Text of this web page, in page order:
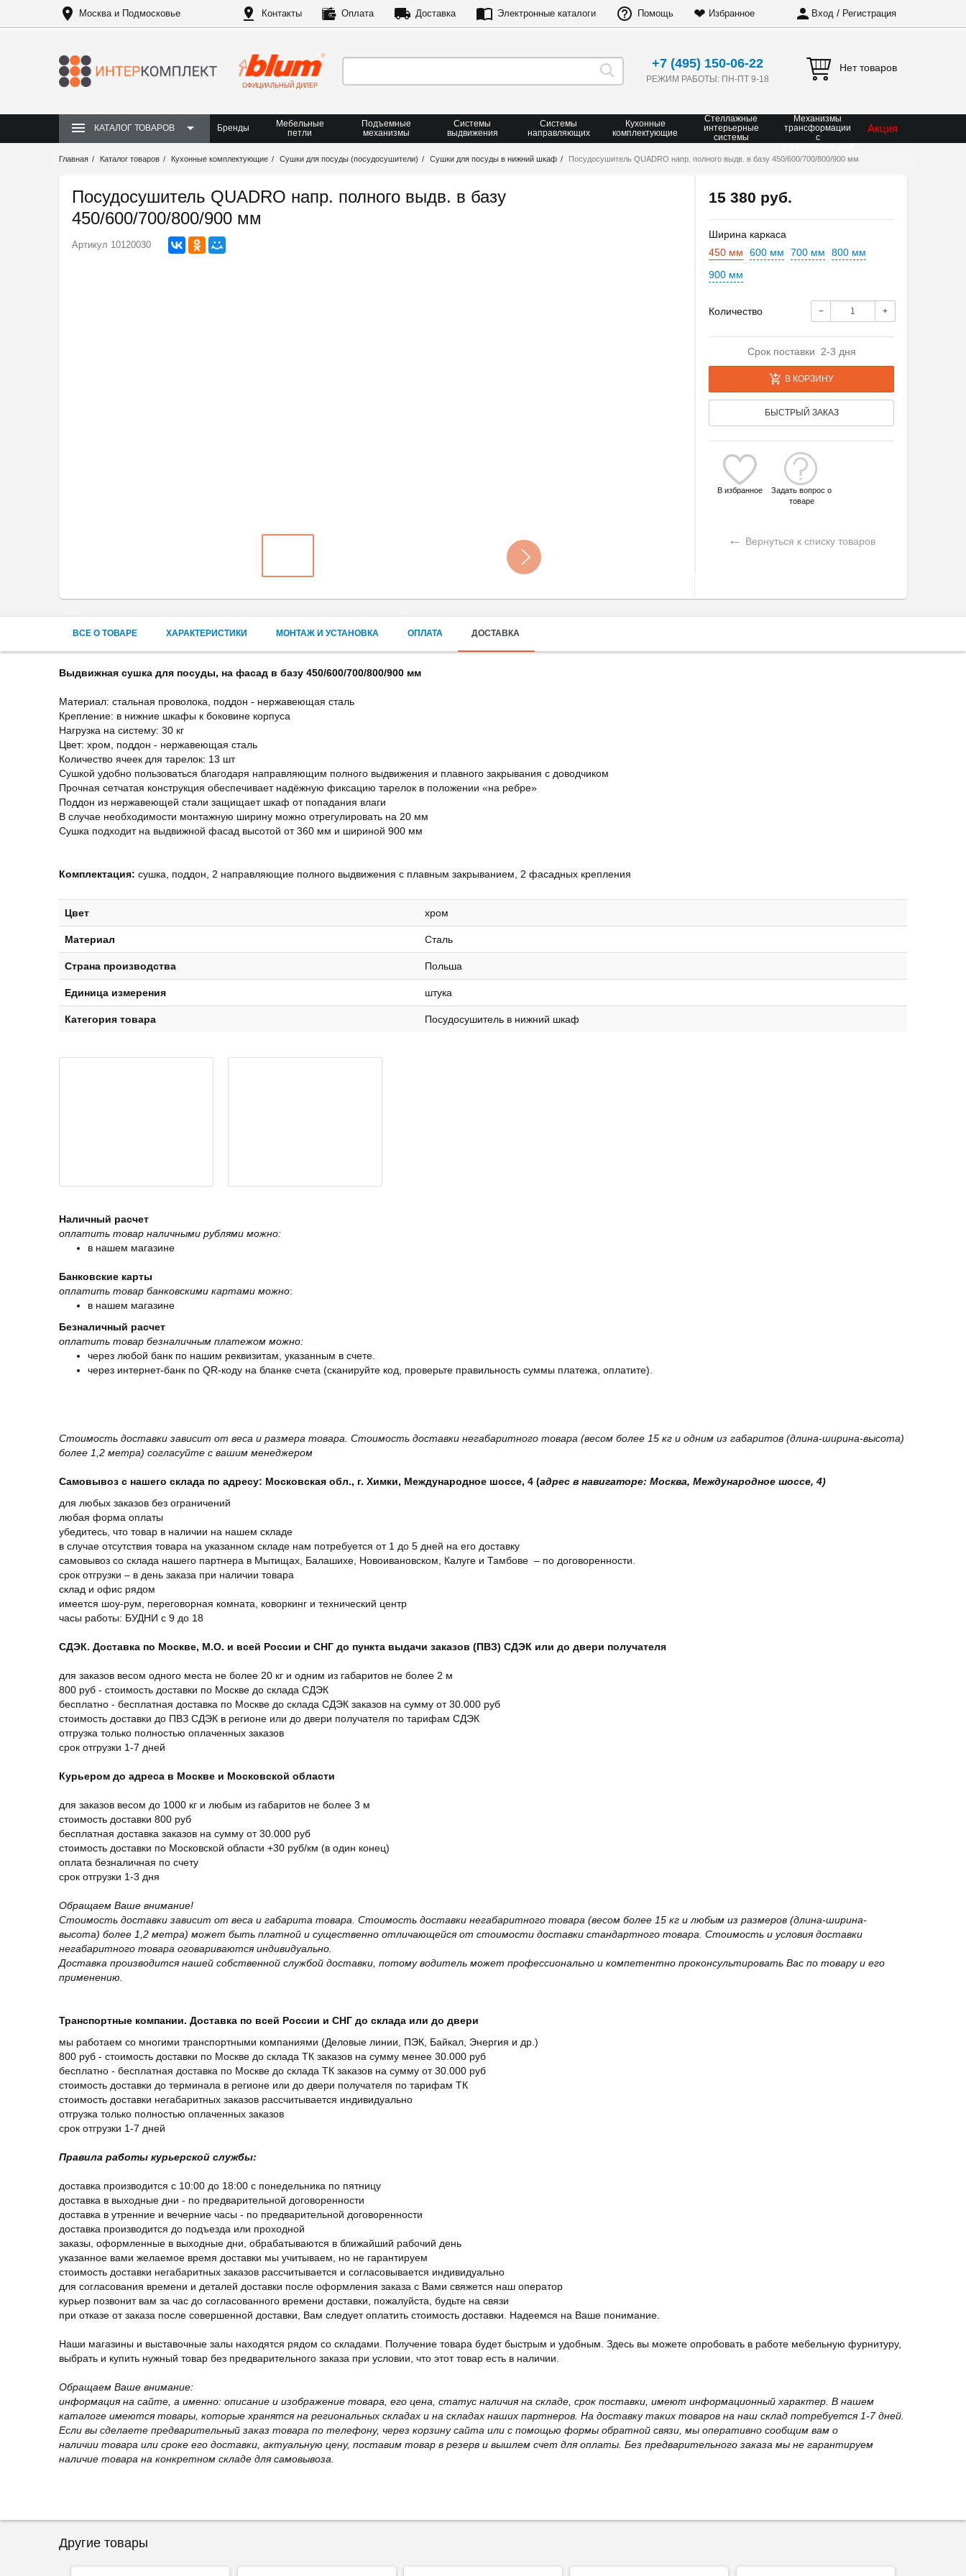
Москва и Подмосковье Контакты Оплата Доставка Электронные каталоги Помощь ❤ Избранное Вход / Регистрация
ОФИЦИАЛЬНЫЙ ДИЛЕР
+7 (495) 150-06-22
РЕЖИМ РАБОТЫ: ПН-ПТ 9-18
Нет товаров
КАТАЛОГ ТОВАРОВ Бренды
Мебельные
петли
Подъемные
механизмы
Системы
выдвижения
Системы
направляющих
Кухонные
комплектующие
Стеллажные
интерьерные
системы
Механизмы
трансформации
с
Акция
Главная Каталог товаров Кухонные комплектующие Сушки для посуды (посудосушители) Сушки для посуды в нижний шкаф Посудосушитель QUADRO напр. полного выдв. в базу 450/600/700/800/900 мм
Посудосушитель QUADRO напр. полного выдв. в базу
450/600/700/800/900 мм
Артикул 10120030
15 380 руб.
Ширина каркаса
450 мм
600 мм 700 мм
800 мм
900 мм
Количество − +
Срок поставки 2-3 дня
В КОРЗИНУ
БЫСТРЫЙ ЗАКАЗ
В избранное
Задать вопрос о
товаре
← Вернуться к списку товаров
ВСЕ О ТОВАРЕ ХАРАКТЕРИСТИКИ МОНТАЖ И УСТАНОВКА ОПЛАТА ДОСТАВКА
Выдвижная сушка для посуды, на фасад в базу 450/600/700/800/900 мм
Материал: стальная проволока, поддон - нержавеющая сталь
Крепление: в нижние шкафы к боковине корпуса
Нагрузка на систему: 30 кг
Цвет: хром, поддон - нержавеющая сталь
Количество ячеек для тарелок: 13 шт
Сушкой удобно пользоваться благодаря направляющим полного выдвижения и плавного закрывания с доводчиком
Прочная сетчатая конструкция обеспечивает надёжную фиксацию тарелок в положении «на ребре»
Поддон из нержавеющей стали защищает шкаф от попадания влаги
В случае необходимости монтажную ширину можно отрегулировать на 20 мм
Сушка подходит на выдвижной фасад высотой от 360 мм и шириной 900 мм
Комплектация: сушка, поддон, 2 направляющие полного выдвижения с плавным закрыванием, 2 фасадных крепления
Цвет хром
Материал Сталь
Страна производства Польша
Единица измерения штука
Категория товара Посудосушитель в нижний шкаф
Наличный расчет
оплатить товар наличными рублями можно:
в нашем магазине
Банковские карты
оплатить товар банковскими картами можно:
в нашем магазине
Безналичный расчет
оплатить товар безналичным платежом можно:
через любой банк по нашим реквизитам, указанным в счете.
через интернет-банк по QR-коду на бланке счета (сканируйте код, проверьте правильность суммы платежа, оплатите).
Стоимость доставки зависит от веса и размера товара. Стоимость доставки негабаритного товара (весом более 15 кг и одним из габаритов (длина-ширина-высота)
более 1,2 метра) согласуйте с вашим менеджером
Самовывоз с нашего склада по адресу: Московская обл., г. Химки, Международное шоссе, 4 (адрес в навигаторе: Москва, Международное шоссе, 4)
для любых заказов без ограничений
любая форма оплаты
убедитесь, что товар в наличии на нашем складе
в случае отсутствия товара на указанном складе нам потребуется от 1 до 5 дней на его доставку
самовывоз со склада нашего партнера в Мытищах, Балашихе, Новоивановском, Калуге и Тамбове – по договоренности.
срок отгрузки – в день заказа при наличии товара
склад и офис рядом
имеется шоу-рум, переговорная комната, коворкинг и технический центр
часы работы: БУДНИ с 9 до 18
СДЭК. Доставка по Москве, М.О. и всей России и СНГ до пункта выдачи заказов (ПВЗ) СДЭК или до двери получателя
для заказов весом одного места не более 20 кг и одним из габаритов не более 2 м
800 руб - стоимость доставки по Москве до склада СДЭК
бесплатно - бесплатная доставка по Москве до склада СДЭК заказов на сумму от 30.000 руб
стоимость доставки до ПВЗ СДЭК в регионе или до двери получателя по тарифам СДЭК
отгрузка только полностью оплаченных заказов
срок отгрузки 1-7 дней
Курьером до адреса в Москве и Московской области
для заказов весом до 1000 кг и любым из габаритов не более 3 м
стоимость доставки 800 руб
бесплатная доставка заказов на сумму от 30.000 руб
стоимость доставки по Московской области +30 руб/км (в один конец)
оплата безналичная по счету
срок отгрузки 1-3 дня
Обращаем Ваше внимание!
Стоимость доставки зависит от веса и габарита товара. Стоимость доставки негабаритного товара (весом более 15 кг и любым из размеров (длина-ширина-
высота) более 1,2 метра) может быть платной и существенно отличающейся от стоимости доставки стандартного товара. Стоимость и условия доставки
негабаритного товара оговариваются индивидуально.
Доставка производится нашей собственной службой доставки, потому водитель может профессионально и компетентно проконсультировать Вас по товару и его
применению.
Транспортные компании. Доставка по всей России и СНГ до склада или до двери
мы работаем со многими транспортными компаниями (Деловые линии, ПЭК, Байкал, Энергия и др.)
800 руб - стоимость доставки по Москве до склада ТК заказов на сумму менее 30.000 руб
бесплатно - бесплатная доставка по Москве до склада ТК заказов на сумму от 30.000 руб
стоимость доставки до терминала в регионе или до двери получателя по тарифам ТК
стоимость доставки негабаритных заказов рассчитывается индивидуально
отгрузка только полностью оплаченных заказов
срок отгрузки 1-7 дней
Правила работы курьерской службы:
доставка производится с 10:00 до 18:00 с понедельника по пятницу
доставка в выходные дни - по предварительной договоренности
доставка в утренние и вечерние часы - по предварительной договоренности
доставка производится до подъезда или проходной
заказы, оформленные в выходные дни, обрабатываются в ближайший рабочий день
указанное вами желаемое время доставки мы учитываем, но не гарантируем
стоимость доставки негабаритных заказов рассчитывается и согласовывается индивидуально
для согласования времени и деталей доставки после оформления заказа с Вами свяжется наш оператор
курьер позвонит вам за час до согласованного времени доставки, пожалуйста, будьте на связи
при отказе от заказа после совершенной доставки, Вам следует оплатить стоимость доставки. Надеемся на Ваше понимание.
Наши магазины и выставочные залы находятся рядом со складами. Получение товара будет быстрым и удобным. Здесь вы можете опробовать в работе мебельную фурнитуру,
выбрать и купить нужный товар без предварительного заказа при условии, что этот товар есть в наличии.
Обращаем Ваше внимание:
информация на сайте, а именно: описание и изображение товара, его цена, статус наличия на складе, срок поставки, имеют информационный характер. В нашем
каталоге имеются товары, которые хранятся на региональных складах и на складах наших партнеров. На доставку таких товаров на наш склад потребуется 1-7 дней.
Если вы сделаете предварительный заказ товара по телефону, через корзину сайта или с помощью формы обратной связи, мы оперативно сообщим вам о
наличии товара или сроке его доставки, актуальную цену, поставим товар в резерв и вышлем счет для оплаты. Без предварительного заказа мы не гарантируем
наличие товара на конкретном складе для самовывоза.
Другие товары